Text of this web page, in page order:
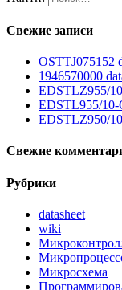
Свежие записи
OSTTJ075152
1946570000
EDSTLZ955/
EDSTL955/10-
EDSTLZ950/
Свежие
Рубрики
datasheet
wiki
Микросхема